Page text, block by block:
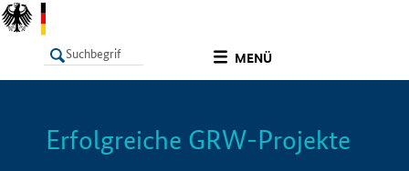
MENÜ
LISTE Info
Erfolgreiche GRW-Projekte